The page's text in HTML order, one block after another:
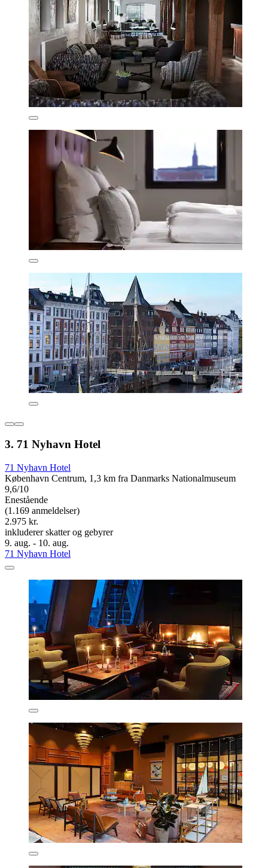
3. 71 Nyhavn Hotel
71 Nyhavn Hotel
København Centrum, 1,3 km fra Danmarks Nationalmuseum
9,6/10
Enestående
(1.169 anmeldelser)
2.975 kr.
inkluderer skatter og gebyrer
9. aug. - 10. aug.
71 Nyhavn Hotel